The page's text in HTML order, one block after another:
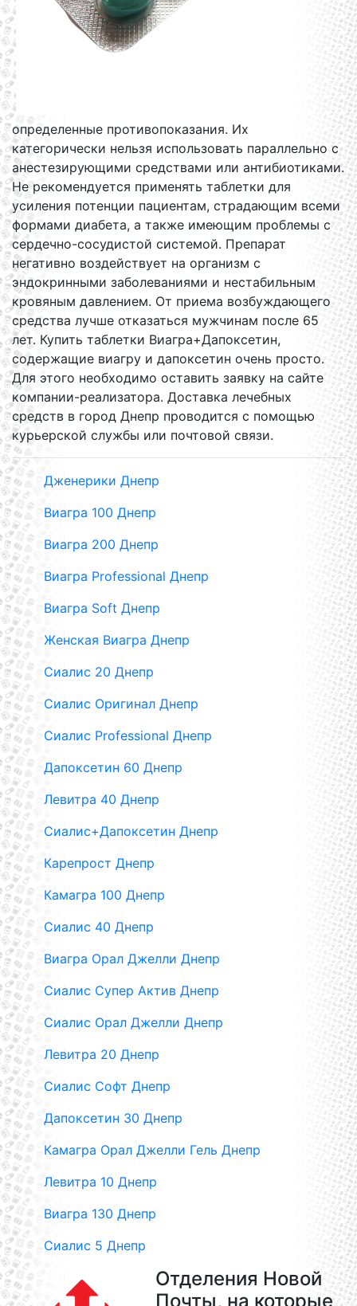
определенные противопоказания. Их
категорически нельзя использовать параллельно с
анестезирующими средствами или антибиотиками.
Не рекомендуется применять таблетки для
усиления потенции пациентам, страдающим всеми
формами диабета, а также имеющим проблемы с
сердечно-сосудистой системой. Препарат
негативно воздействует на организм с
эндокринными заболеваниями и нестабильным
кровяным давлением. От приема возбуждающего
средства лучше отказаться мужчинам после 65
лет. Купить таблетки Виагра+Дапоксетин,
содержащие виагру и дапоксетин очень просто.
Для этого необходимо оставить заявку на сайте
компании-реализатора. Доставка лечебных
средств в город Днепр проводится с помощью
курьерской службы или почтовой связи.
Дженерики Днепр
Виагра 100 Днепр
Виагра 200 Днепр
Виагра Professional Днепр
Виагра Soft Днепр
Женская Виагра Днепр
Сиалис 20 Днепр
Сиалис Оригинал Днепр
Сиалис Professional Днепр
Дапоксетин 60 Днепр
Левитра 40 Днепр
Сиалис+Дапоксетин Днепр
Карепрост Днепр
Камагра 100 Днепр
Сиалис 40 Днепр
Виагра Орал Джелли Днепр
Сиалис Супер Актив Днепр
Сиалис Орал Джелли Днепр
Левитра 20 Днепр
Сиалис Софт Днепр
Дапоксетин 30 Днепр
Камагра Орал Джелли Гель Днепр
Левитра 10 Днепр
Виагра 130 Днепр
Сиалис 5 Днепр
Отделения Новой
Почты, на которые